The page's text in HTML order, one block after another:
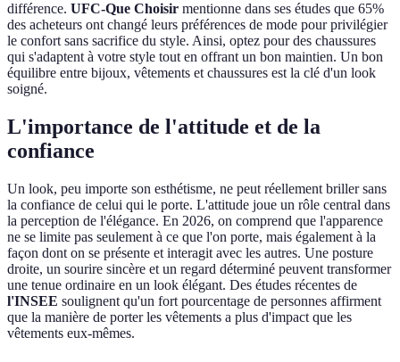
différence. UFC-Que Choisir mentionne dans ses études que 65%
des acheteurs ont changé leurs préférences de mode pour privilégier
le confort sans sacrifice du style. Ainsi, optez pour des chaussures
qui s'adaptent à votre style tout en offrant un bon maintien. Un bon
équilibre entre bijoux, vêtements et chaussures est la clé d'un look
soigné.
L'importance de l'attitude et de la
confiance
Un look, peu importe son esthétisme, ne peut réellement briller sans
la confiance de celui qui le porte. L'attitude joue un rôle central dans
la perception de l'élégance. En 2026, on comprend que l'apparence
ne se limite pas seulement à ce que l'on porte, mais également à la
façon dont on se présente et interagit avec les autres. Une posture
droite, un sourire sincère et un regard déterminé peuvent transformer
une tenue ordinaire en un look élégant. Des études récentes de
l'INSEE soulignent qu'un fort pourcentage de personnes affirment
que la manière de porter les vêtements a plus d'impact que les
vêtements eux-mêmes.